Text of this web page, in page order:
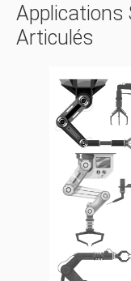
Applications
Articulés